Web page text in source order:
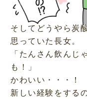
そしてどうやら炭
思っていた長女。
「たんさん飲んじ
も！」
かわいい・・・！
新しい経験をする